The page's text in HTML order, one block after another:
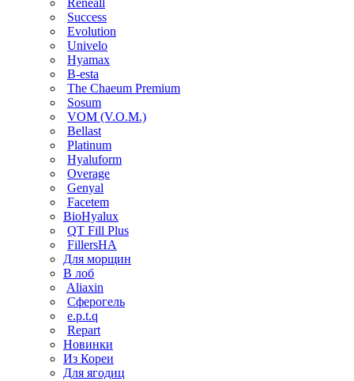
Success
Evolution
Univelo
Hyamax
B-esta
The Chaeum Premium
Sosum
VOM (V.O.M.)
Bellast
Platinum
Hyaluform
Overage
Genyal
Facetem
BioHyalux
QT Fill Plus
FillersHA
Для морщин
В лоб
Aliaxin
Сферогель
e.p.t.q
Repart
Новинки
Из Кореи
Для ягодиц